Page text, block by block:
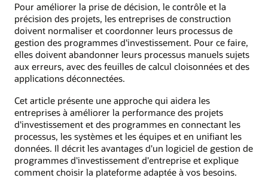
Pour améliorer la prise de décision, le contrôle et la
précision des projets, les entreprises de construction
doivent normaliser et coordonner leurs processus de
gestion des programmes d'investissement. Pour ce faire,
elles doivent abandonner leurs processus manuels sujets
aux erreurs, avec des feuilles de calcul cloisonnées et des
applications déconnectées.
Cet article présente une approche qui aidera les
entreprises à améliorer la performance des projets
d'investissement et des programmes en connectant les
processus, les systèmes et les équipes et en unifiant les
données. Il décrit les avantages d'un logiciel de gestion de
programmes d'investissement d'entreprise et explique
comment choisir la plateforme adaptée à vos besoins.